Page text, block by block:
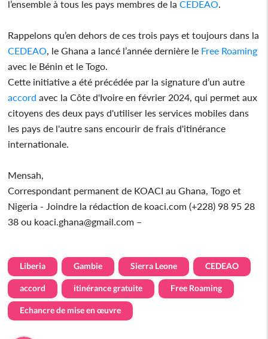
l’ensemble à tous les pays membres de la CEDEAO.
Rappelons qu’en dehors de ces trois pays et toujours dans la
CEDEAO, le Ghana a lancé l’année dernière le Free Roaming
avec le Bénin et le Togo.
Cette initiative a été précédée par la signature d’un autre
accord avec la Côte d'Ivoire en février 2024, qui permet aux
citoyens des deux pays d'utiliser les services mobiles dans
les pays de l'autre sans encourir de frais d'itinérance
internationale.
Mensah,
Correspondant permanent de KOACI au Ghana, Togo et
Nigeria - Joindre la rédaction de koaci.com (+228) 98 95 28
38 ou koaci.ghana@gmail.com –
Liberia Gambie Sierra Leone CEDEAO
accord itinérance gratuite Free Roaming
Echancre de mise en œuvre